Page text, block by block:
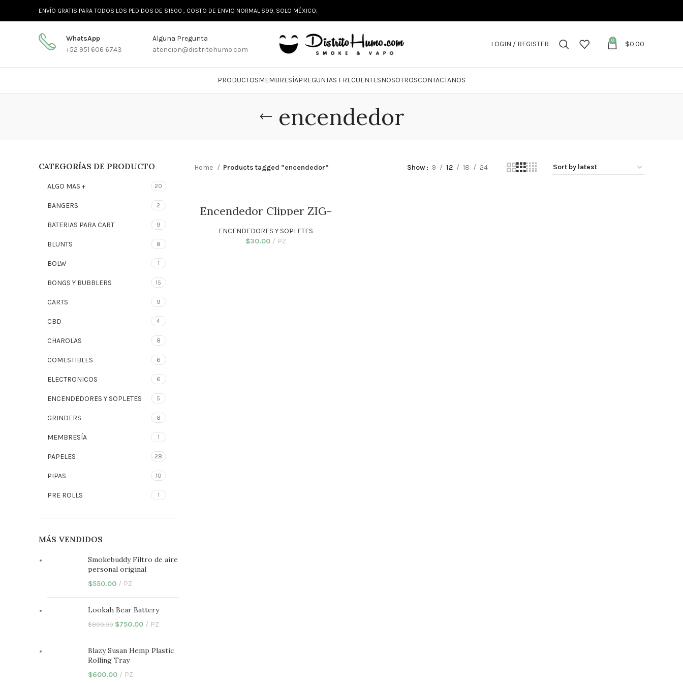
ENVÍO GRATIS PARA TODOS LOS PEDIDOS DE $1500 , COSTO DE ENVIO NORMAL $99. SOLO MÉXICO.
WhatsApp
+52 951 606 6743
Alguna Pregunta
atencion@distritohumo.com
LOGIN / REGISTER 0 $0.00
PRODUCTOSMEMBRESÍAPREGUNTAS FRECUENTESNOSOTROSCONTACTANOS
encendedor
CATEGORÍAS DE PRODUCTO
ALGO MAS + 20
BANGERS 2
BATERIAS PARA CART 9
BLUNTS 8
BOLW 1
BONGS Y BUBBLERS 15
CARTS 9
CBD 4
CHAROLAS 8
COMESTIBLES 6
ELECTRONICOS 6
ENCENDEDORES Y SOPLETES 5
GRINDERS 8
MEMBRESÍA 1
PAPELES 28
PIPAS 10
PRE ROLLS 1
MÁS VENDIDOS
Smokebuddy Filtro de aire
personal original
$550.00 PZ
Lookah Bear Battery
$800.00 $750.00 PZ
Blazy Susan Hemp Plastic
Rolling Tray
$600.00 PZ
Home Products tagged “encendedor” Show 9 12 18 24
Encendedor Clipper ZIG-
ENCENDEDORES Y SOPLETES
$30.00 PZ